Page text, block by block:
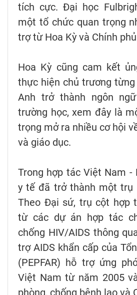
tích cực. Đại học
một tổ chức quan trọng
trợ từ Hoa Kỳ và Chính
Hoa Kỳ cũng cam kết
thực hiện chủ trương
Anh trở thành ngôn
trường học, xem đây là
trọng mở ra nhiều cơ hội
và giáo dục.
Trong hợp tác Việt Nam -
y tế đã trở thành một trụ
Theo Đại sứ, trụ cột hợp
từ các dự án hợp tác
chống HIV/AIDS thông
trợ AIDS khẩn cấp của
(PEPFAR) hỗ trợ ứng
Việt Nam từ năm 2005
phòng, chống bệnh lao và